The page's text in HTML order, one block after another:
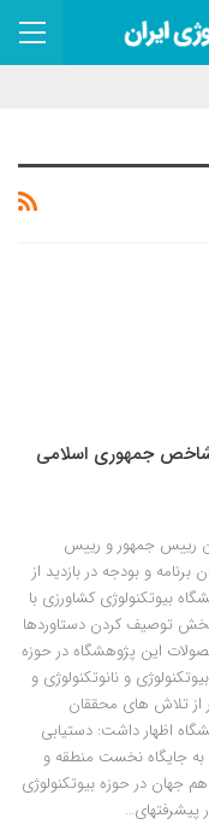
شاخص جمهوری اسلامی
رییس جمهور و رییس
برنامه و بودجه در بازدید از
بیوتکنولوژی کشاورزی با
توصیف کردن دستاوردها
این پژوهشگاه در حوزه
و نانوتکنولوژی و
از تلاش های محققان
اظهار داشت: دستیابی
به جایگاه نخست منطقه و
جهان در حوزه بیوتکنولوژی
پیشرفتهای…